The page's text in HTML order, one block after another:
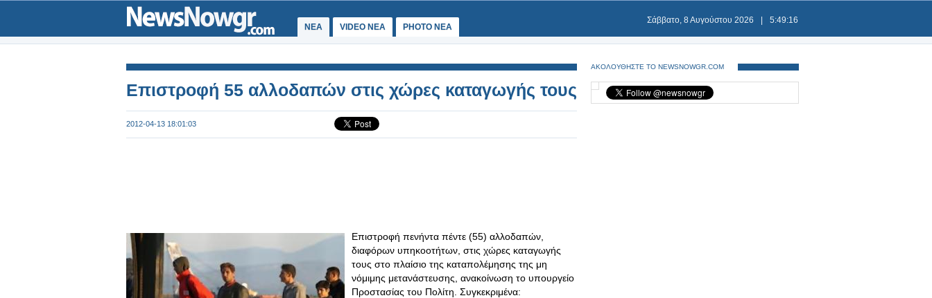
ΝΕΑ VIDEO NEA PHOTO NEA
Σάββατο, 8 Αυγούστου 2026 5:49:16
Επιστροφή 55 αλλοδαπών στις χώρες καταγωγής τους
2012-04-13 18:01:03
Επιστροφή πενήντα πέντε (55) αλλοδαπών,
διαφόρων υπηκοοτήτων, στις χώρες καταγωγής
τους στο πλαίσιο της καταπολέμησης της μη
νόμιμης μετανάστευσης, ανακοίνωση το υπουργείο
Προστασίας του Πολίτη. Συγκεκριμένα:
ΑΚΟΛΟΥΘΗΣΤΕ ΤΟ NEWSNOWGR.COM